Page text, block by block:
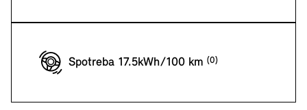
Spotreba 17.5kWh/100 km